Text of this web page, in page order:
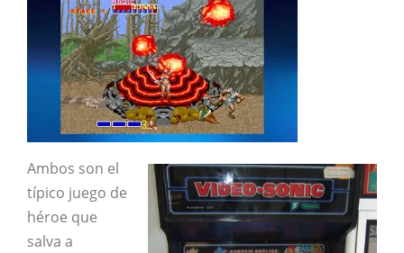
Ambos son el
típico juego de
héroe que
salva a